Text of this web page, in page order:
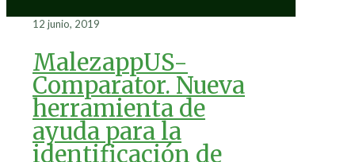
12 junio, 2019
MalezappUS-
Comparator. Nueva
herramienta de
ayuda para la
identificación de